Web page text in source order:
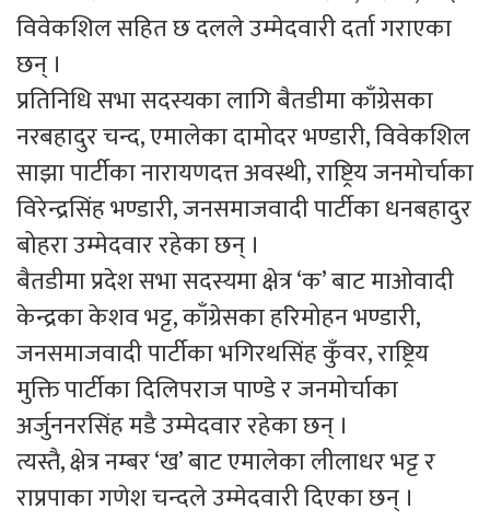
विवेकशिल सहित छ दलले उम्मेदवारी दर्ता गराएका
छन् ।
प्रतिनिधि सभा सदस्यका लागि बैतडीमा काँग्रेसका
नरबहादुर चन्द, एमालेका दामोदर भण्डारी, विवेकशिल
साझा पार्टीका नारायणदत्त अवस्थी, राष्ट्रिय जनमोर्चाका
विरेन्द्रसिंह भण्डारी, जनसमाजवादी पार्टीका धनबहादुर
बोहरा उम्मेदवार रहेका छन् ।
बैतडीमा प्रदेश सभा सदस्यमा क्षेत्र ‘क’ बाट माओवादी
केन्द्रका केशव भट्ट, काँग्रेसका हरिमोहन भण्डारी,
जनसमाजवादी पार्टीका भगिरथसिंह कुँवर, राष्ट्रिय
मुक्ति पार्टीका दिलिपराज पाण्डे र जनमोर्चाका
अर्जुननरसिंह मडै उम्मेदवार रहेका छन् ।
त्यस्तै, क्षेत्र नम्बर ‘ख’ बाट एमालेका लीलाधर भट्ट र
राप्रपाका गणेश चन्दले उम्मेदवारी दिएका छन् ।